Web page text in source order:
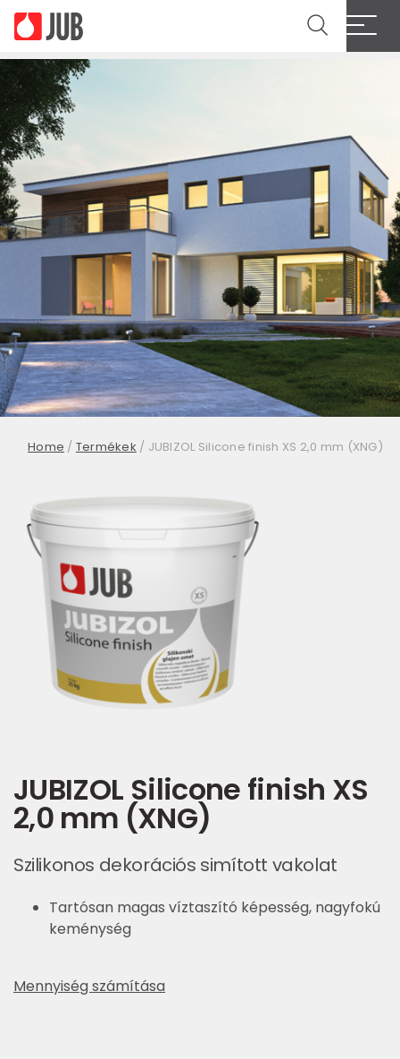
Home / Termékek / JUBIZOL Silicone finish XS 2,0 mm (XNG)
JUBIZOL Silicone finish XS
2,0 mm (XNG)
Szilikonos dekorációs simított vakolat
Tartósan magas víztaszító képesség, nagyfokú
keménység
Mennyiség számítása